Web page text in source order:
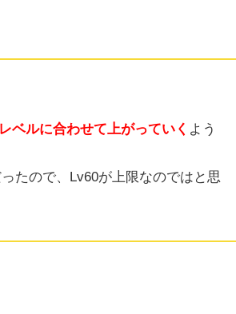
ベルに合わせて上がっていく よう
たので、Lv60が上限なのではと思